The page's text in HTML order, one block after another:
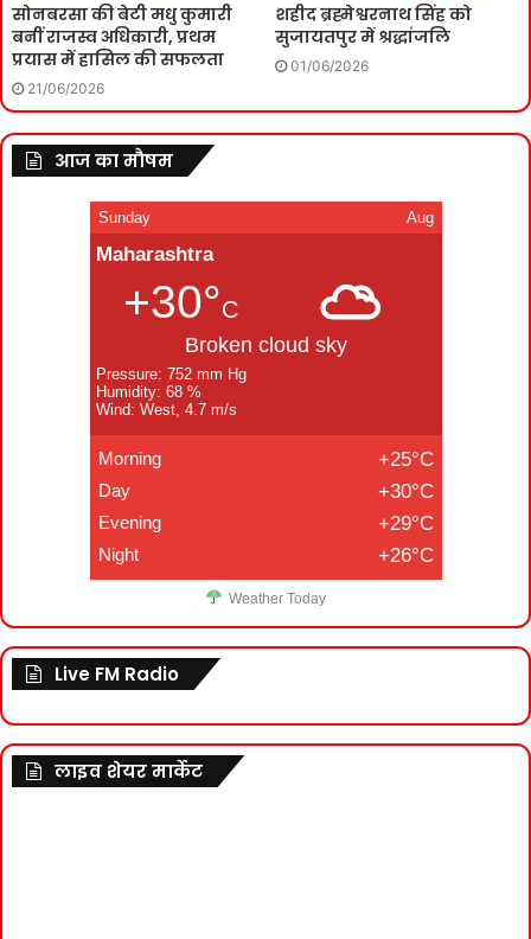
सोनबरसा की बेटी मधु कुमारी
बनीं राजस्व अधिकारी, प्रथम
प्रयास में हासिल की सफलता
21/06/2026
शहीद ब्रह्मेश्वरनाथ सिंह को
सुजायतपुर में श्रद्धांजलि
01/06/2026
आज का मौषम
Sunday Aug
Maharashtra
+30°C
Broken cloud sky
Pressure: 752 mm Hg
Humidity: 68 %
Wind: West, 4.7 m/s
Morning +25°C
Day +30°C
Evening +29°C
Night +26°C
Weather Today
Live FM Radio
लाइव शेयर मार्केट